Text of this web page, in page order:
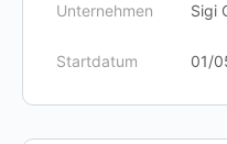
Unternehmen Sigi
Startdatum 01/